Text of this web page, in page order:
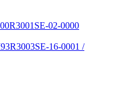
02-0000
16-0001 /